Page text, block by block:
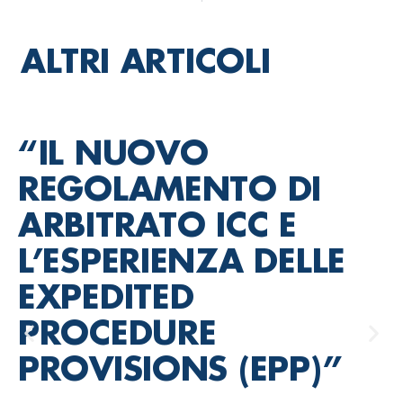
ALTRI ARTICOLI
“IL NUOVO
REGOLAMENTO DI
ARBITRATO ICC E
L’ESPERIENZA DELLE
EXPEDITED
PROCEDURE
PROVISIONS (EPP)”